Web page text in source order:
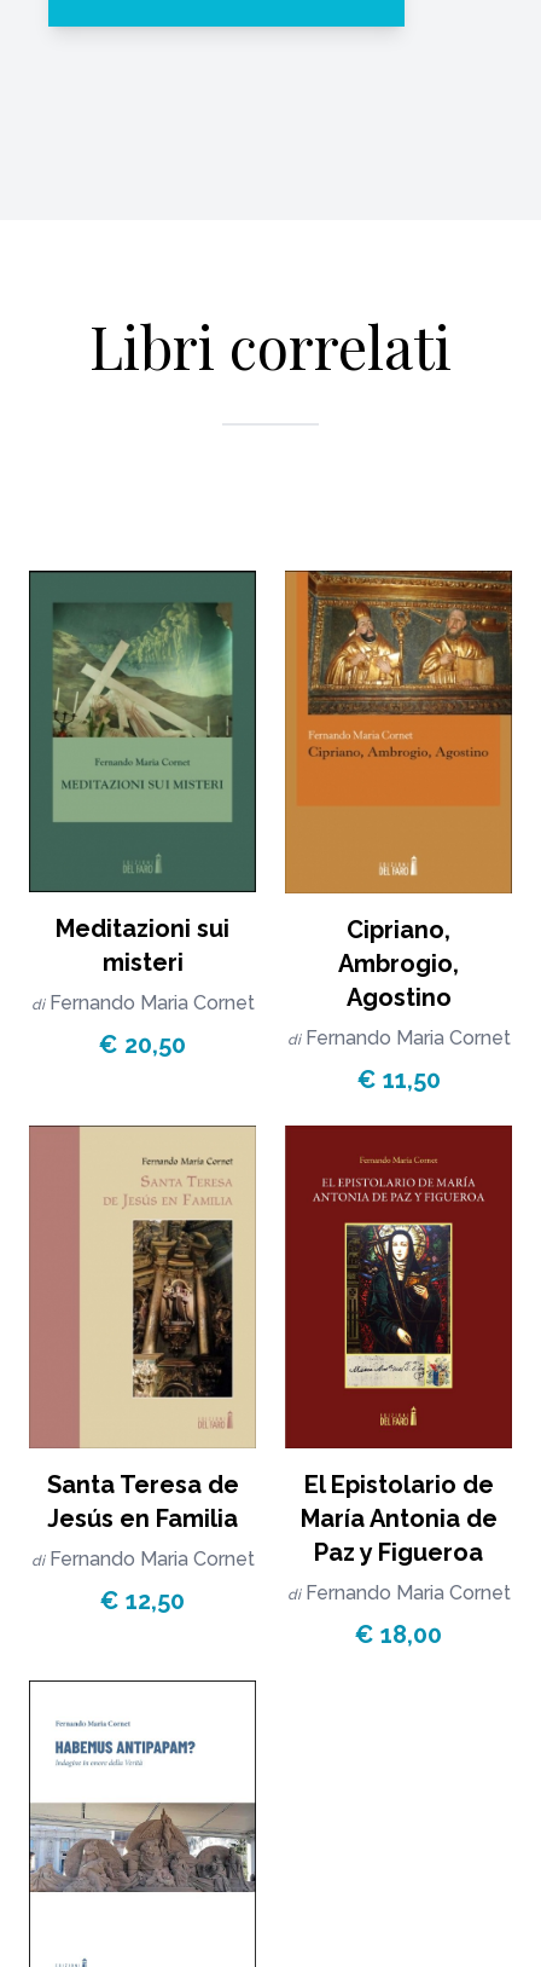
Libri correlati
Meditazioni sui
misteri
di Fernando Maria Cornet
€ 20,50
Cipriano,
Ambrogio,
Agostino
di Fernando Maria Cornet
€ 11,50
Santa Teresa de
Jesús en Familia
di Fernando Maria Cornet
€ 12,50
El Epistolario de
María Antonia de
Paz y Figueroa
di Fernando Maria Cornet
€ 18,00